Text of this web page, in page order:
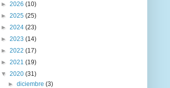
► 2026 (10)
► 2025 (25)
► 2024 (23)
► 2023 (14)
► 2022 (17)
► 2021 (19)
▼ 2020 (31)
►diciembre(3)